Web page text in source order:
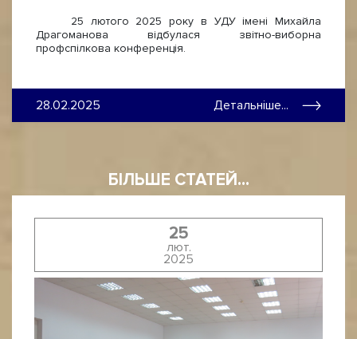
25 лютого 2025 року в УДУ імені Михайла
Драгоманова відбулася звітно-виборна
профспілкова конференція.
28.02.2025 Детальніше...
БІЛЬШЕ СТАТЕЙ...
25
лют.
2025